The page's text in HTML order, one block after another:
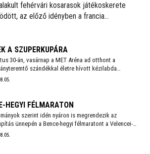
fehérvári kosarasok játékoskerete
az előző idényben a francia
után elköszönt Carlos Vallejótól, aki a
segítette a csapat munkáját.
A SZUPERKUPÁRA
30-án, vasárnap a MET Aréna ad otthont a
szándékkal életre hívott kézilabda
A hölgyeknél a Győri Audi ETO és a
jegyek már kaphatók!
HEGYI FÉLMARATON
szerint idén nyáron is megrendezik az
ünnepén a Bence-hegyi félmaratont a Velencei-
ingyenes közösségi futáson több táv közül is